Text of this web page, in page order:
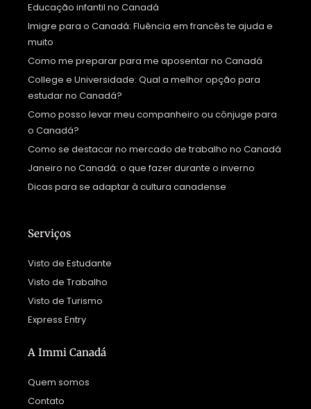
Educação infantil no Canadá
Imigre para o Canadá: Fluência em francês te ajuda e
muito
Como me preparar para me aposentar no Canadá
College e Universidade: Qual a melhor opção para
estudar no Canadá?
Como posso levar meu companheiro ou cônjuge para
o Canadá?
Como se destacar no mercado de trabalho no Canadá
Janeiro no Canadá: o que fazer durante o inverno
Dicas para se adaptar à cultura canadense
Serviços
Visto de Estudante
Visto de Trabalho
Visto de Turismo
Express Entry
A Immi Canadá
Quem somos
Contato